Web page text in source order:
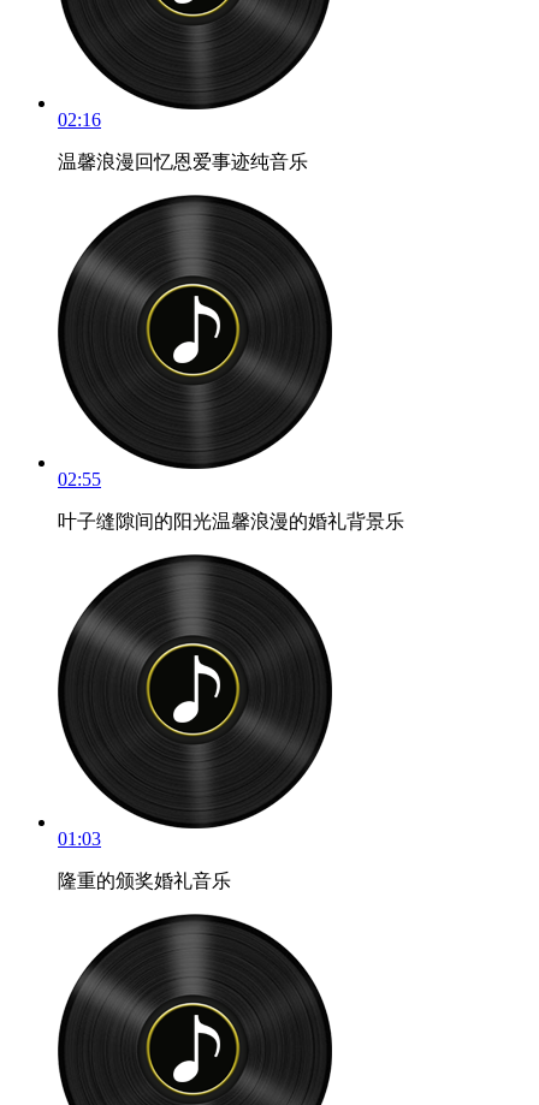
02:16
温馨浪漫回忆恩爱事迹纯音乐
02:55
叶子缝隙间的阳光温馨浪漫的婚礼背景乐
01:03
隆重的颁奖婚礼音乐